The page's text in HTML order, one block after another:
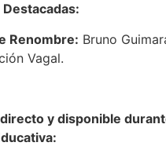
Renombre: Bruno
Vagal.
y disponible